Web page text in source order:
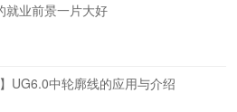
就业前景一片大好
UG6.0中轮廓线的应用与介绍